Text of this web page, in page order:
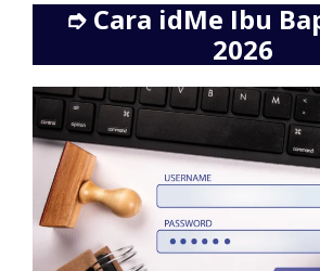
➮ Cara idMe Ibu
2026